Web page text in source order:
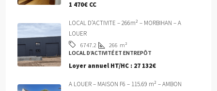
1 470€ CC
LOCAL D’ACTIVITE – 266m² – MORBIHAN – A
LOUER
6747.2 266 m²
LOCAL D’ACTIVITÉ ET ENTREPÔT
Loyer annuel HT/HC : 27 132€
A LOUER – MAISON F6 – 115.69 m² – AMBON